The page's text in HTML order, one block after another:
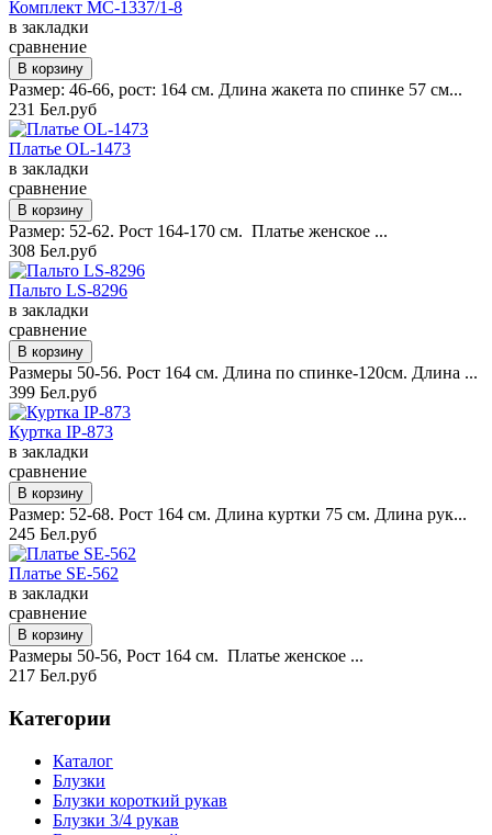
Комплект MC-1337/1-8
в закладки
сравнение
Размер: 46-66, рост: 164 см. Длина жакета по спинке 57 см...
231 Бел.руб
Платье OL-1473
в закладки
сравнение
Размер: 52-62. Рост 164-170 см. Платье женское ...
308 Бел.руб
Пальто LS-8296
в закладки
сравнение
Размеры 50-56. Рост 164 см. Длина по спинке-120см. Длина ...
399 Бел.руб
Куртка IP-873
в закладки
сравнение
Размер: 52-68. Рост 164 см. Длина куртки 75 см. Длина рук...
245 Бел.руб
Платье SE-562
в закладки
сравнение
Размеры 50-56, Рост 164 см. Платье женское ...
217 Бел.руб
Категории
Каталог
Блузки
Блузки короткий рукав
Блузки 3/4 рукав